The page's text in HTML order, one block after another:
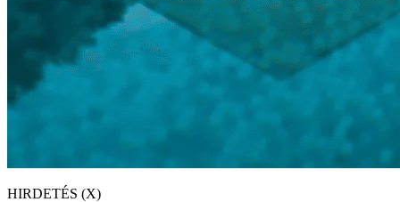
HIRDETÉS (X)